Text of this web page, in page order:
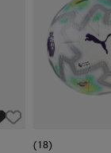
(18)